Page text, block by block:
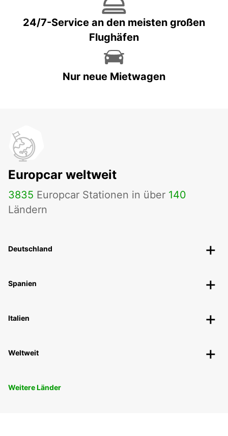
24/7-Service an den meisten großen
Flughäfen
Nur neue Mietwagen
Europcar weltweit
3835 Europcar Stationen in über 140
Ländern
Deutschland
Spanien
Italien
Weltweit
Weitere Länder